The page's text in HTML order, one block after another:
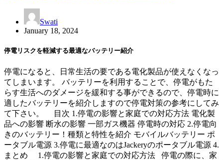
Swati
January 18, 2024
停電リスクを軽減する最適なバッテリー紹介
停電になると、日常生活の要である電化製品が使えなくなっ
てしまいます。 バッテリーを利用することで、停電がもた
らす生活へのダメージを緩和する事ができるので、停電時に
適したバッテリーを紹介しますので停電対策の参考にしてみ
て下さい。 目次 1.停電の影響と家庭での対応方法 電化製
品への影響 断水の影響 一部ガス機器 停電時の対応 2.停電向
きのバッテリー！種類と特性を紹介 モバイルバッテリー ポ
ータブル電源 3.停電に最適なのはJackeryのポータブル電源 4.
まとめ 1.停電の影響と家庭での対応方法 停電の際に、家